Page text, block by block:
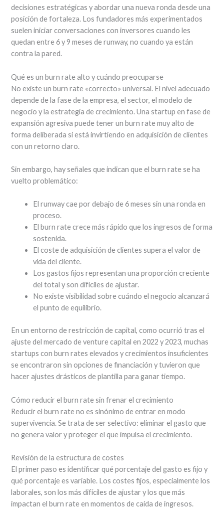
decisiones estratégicas y abordar una nueva ronda desde una
posición de fortaleza. Los fundadores más experimentados
suelen iniciar conversaciones con inversores cuando les
quedan entre 6 y 9 meses de runway, no cuando ya están
contra la pared.
Qué es un burn rate alto y cuándo preocuparse
No existe un burn rate «correcto» universal. El nivel adecuado
depende de la fase de la empresa, el sector, el modelo de
negocio y la estrategia de crecimiento. Una startup en fase de
expansión agresiva puede tener un burn rate muy alto de
forma deliberada si está invirtiendo en adquisición de clientes
con un retorno claro.
Sin embargo, hay señales que indican que el burn rate se ha
vuelto problemático:
El runway cae por debajo de 6 meses sin una ronda en
proceso.
El burn rate crece más rápido que los ingresos de forma
sostenida.
El coste de adquisición de clientes supera el valor de
vida del cliente.
Los gastos fijos representan una proporción creciente
del total y son difíciles de ajustar.
No existe visibilidad sobre cuándo el negocio alcanzará
el punto de equilibrio.
En un entorno de restricción de capital, como ocurrió tras el
ajuste del mercado de venture capital en 2022 y 2023, muchas
startups con burn rates elevados y crecimientos insuficientes
se encontraron sin opciones de financiación y tuvieron que
hacer ajustes drásticos de plantilla para ganar tiempo.
Cómo reducir el burn rate sin frenar el crecimiento
Reducir el burn rate no es sinónimo de entrar en modo
supervivencia. Se trata de ser selectivo: eliminar el gasto que
no genera valor y proteger el que impulsa el crecimiento.
Revisión de la estructura de costes
El primer paso es identificar qué porcentaje del gasto es fijo y
qué porcentaje es variable. Los costes fijos, especialmente los
laborales, son los más difíciles de ajustar y los que más
impactan el burn rate en momentos de caída de ingresos.